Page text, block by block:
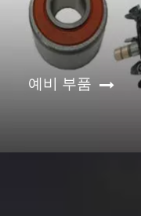
예비 부품